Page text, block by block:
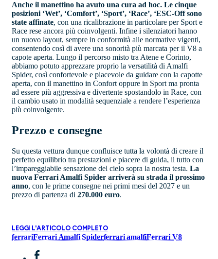
Anche il manettino ha avuto una cura ad hoc. Le cinque
posizioni ‘Wet’, ‘Comfort’, ‘Sport’, ‘Race’, ‘ESC-Off sono
state affinate, con una ricalibrazione in particolare per Sport e
Race rese ancora più coinvolgenti. Infine i silenziatori hanno
un nuovo layout, sempre in conformità alle normative vigenti,
consentendo così di avere una sonorità più marcata per il V8 a
capote aperta. Lungo il percorso misto tra Atene e Corinto,
abbiamo potuto apprezzare proprio la versatilità di Amalfi
Spider, così confortevole e piacevole da guidare con la capotte
aperta, con il manettino in Confort oppure in Sport ma pronta
ad essere più aggressiva e divertente spostandolo in Race, con
il cambio usato in modalità sequenziale a rendere l’esperienza
più coinvolgente.
Prezzo e consegne
Su questa vettura dunque confluisce tutta la volontà di creare il
perfetto equilibrio tra prestazioni e piacere di guida, il tutto con
l’impareggiabile sensazione del cielo sopra la nostra testa. La
nuova Ferrari Amalfi Spider arriverà su strada il prossimo
anno, con le prime consegne nei primi mesi del 2027 e un
prezzo di partenza di 270.000 euro.
LEGGI L'ARTICOLO COMPLETO
ferrariFerrari Amalfi Spiderferrari amalfiFerrari V8